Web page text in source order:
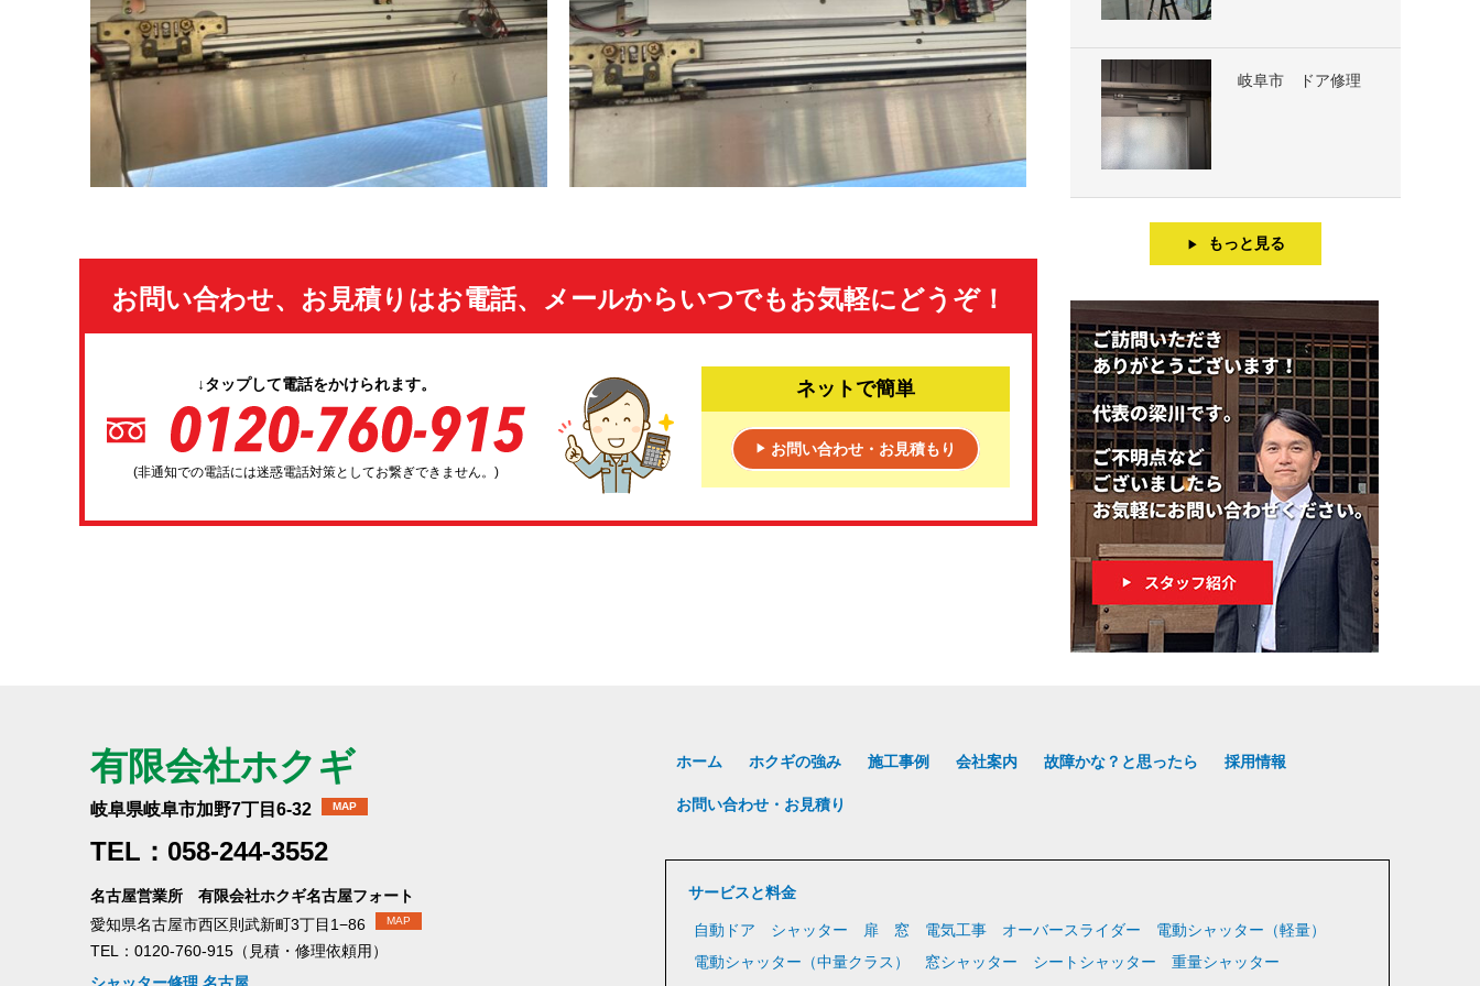
お問い合わせ、お見積りはお電話、メールからいつでもお気軽にどうぞ！
↓タップして電話をかけられます。
(非通知での電話には迷惑電話対策としてお繋ぎできません。)
ネットで簡単
▶ お問い合わせ・お見積もり
岐阜市 ドア修理
▶ もっと見る
有限会社ホクギ
岐阜県岐阜市加野7丁目6-32 MAP
TEL：058-244-3552
名古屋営業所 有限会社ホクギ名古屋フォート
愛知県名古屋市西区則武新町3丁目1−86
MAP
TEL：0120-760-915（見積・修理依頼用）
シャッター修理 名古屋
ホーム ホクギの強み 施工事例 会社案内 故障かな？と思ったら 採用情報
お問い合わせ・お見積り
サービスと料金
自動ドア シャッター 扉 窓 電気工事 オーバースライダー
電動シャッター（軽量）
電動シャッター（中量クラス）
窓シャッター シートシャッター
重量シャッター